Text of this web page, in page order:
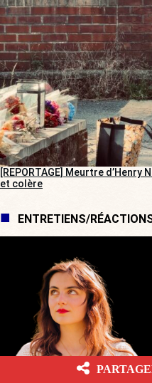
[REPORTAGE] Meurtre
et colère
ENTRETIENS/